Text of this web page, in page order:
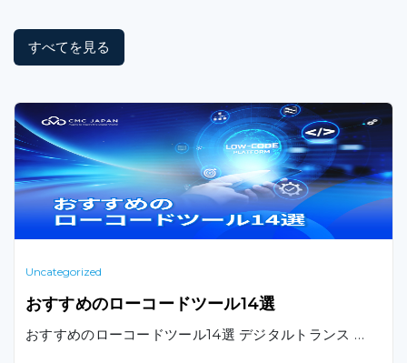
すべてを見る
Uncategorized
おすすめのローコードツール14選
おすすめのローコードツール14選 デジタルトランス …